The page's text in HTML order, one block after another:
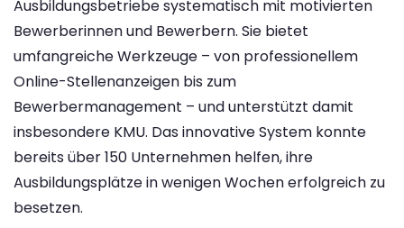
Ausbildungsbetriebe systematisch mit motivierten
Bewerberinnen und Bewerbern. Sie bietet
umfangreiche Werkzeuge – von professionellem
Online-Stellenanzeigen bis zum
Bewerbermanagement – und unterstützt damit
insbesondere KMU. Das innovative System konnte
bereits über 150 Unternehmen helfen, ihre
Ausbildungsplätze in wenigen Wochen erfolgreich zu
besetzen.